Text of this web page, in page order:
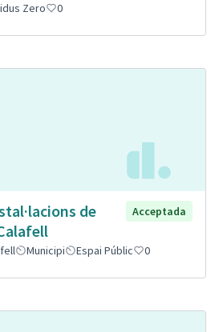
Zero 0
de
Acceptada
Municipi Espai Públic 0